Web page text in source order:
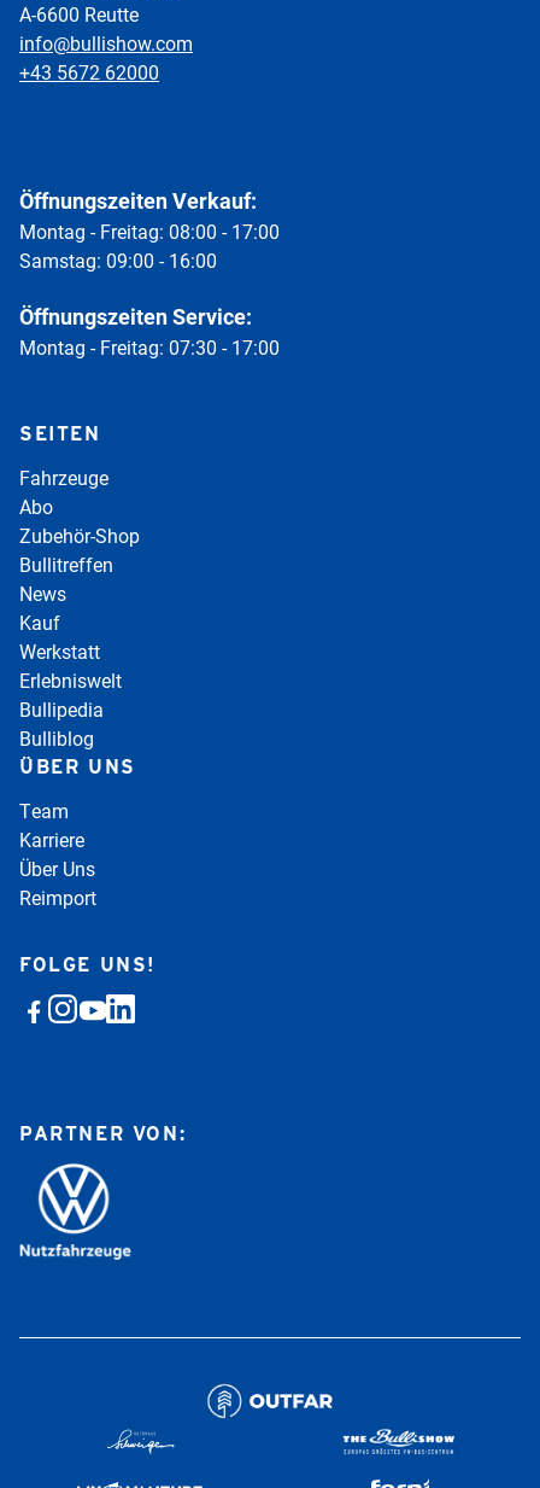
A-6600 Reutte
info@bullishow.com
+43 5672 62000
Öffnungszeiten Verkauf:
Montag - Freitag: 08:00 - 17:00
Samstag: 09:00 - 16:00
Öffnungszeiten Service:
Montag - Freitag: 07:30 - 17:00
SEITEN
Fahrzeuge
Abo
Zubehör-Shop
Bullitreffen
News
Kauf
Werkstatt
Erlebniswelt
Bullipedia
Bulliblog
ÜBER UNS
Team
Karriere
Über Uns
Reimport
FOLGE UNS!
PARTNER VON: